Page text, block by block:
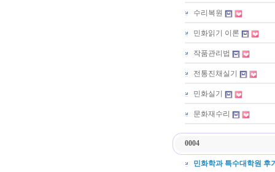
수리복원
민화읽기 이론
작품관리법
전통진채실기
민화실기
문화재수리
0004
민화학과 특수대학원 후